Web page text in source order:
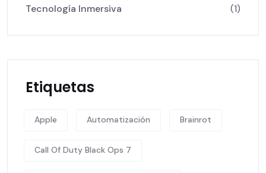
Tecnología Inmersiva (1)
Etiquetas
Apple Automatización Brainrot
Call Of Duty Black Ops 7